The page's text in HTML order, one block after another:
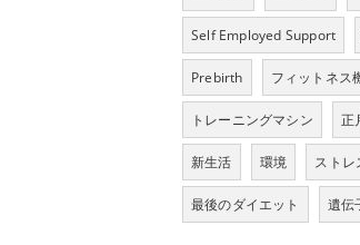
Self Employed Support
Prebirth フィットネス
トレーニングマシン 正
新生活 環境 ストレ
最後のダイエット 遺伝